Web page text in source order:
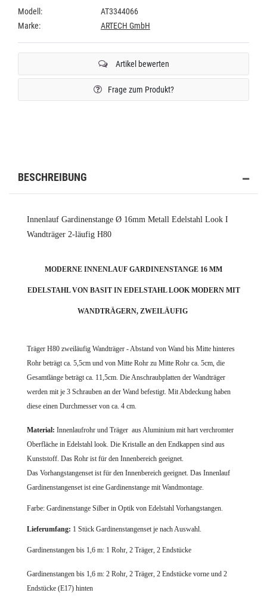
Modell:
AT3344066
Marke:
ARTECH GmbH
Artikel bewerten
Frage zum Produkt?
BESCHREIBUNG
Innenlauf Gardinenstange Ø 16mm Metall Edelstahl Look I
Wandträger 2-läufig H80
MODERNE INNENLAUF GARDINENSTANGE 16 MM
EDELSTAHL VON BASITIN EDELSTAHL LOOK MODERN MIT
WANDTRÄGERN, ZWEILÄUFIG
Träger H80 zweiläufig Wandträger - Abstand von Wand bis Mitte hinteres
Rohr beträgt ca. 5,5cm und von Mitte Rohr zu Mitte Rohr ca. 5cm, die
Gesamtlänge beträgt ca. 11,5cm. Die Anschraubplatten der Wandträger
werden mit je 3 Schrauben an der Wand befestigt. Mit Abdeckung haben
diese einen Durchmesser von ca. 4 cm.
Material: Innenlaufrohr und Träger aus Aluminium mit hart verchromter
Oberfläche in Edelstahl look. Die Kristalle an den Endkappen sind aus
Kunststoff. Das Rohr ist für den Innenbereich geeignet.
Das Vorhangstangenset ist für den Innenbereich geeignet. Das Innenlauf
Gardinenstangenset ist eine Gardinenstange mit Wandmontage.
Farbe: Gardinenstange Silber in Optik von Edelstahl Vorhangstangen.
Lieferumfang: 1 Stück Gardinenstangenset je nach Auswahl.
Gardinenstangen bis 1,6 m: 1 Rohr, 2 Träger, 2 Endstücke
Gardinenstangen bis 1,6 m: 2 Rohr, 2 Träger, 2 Endstücke vorne und 2
Endstücke (E17) hinten